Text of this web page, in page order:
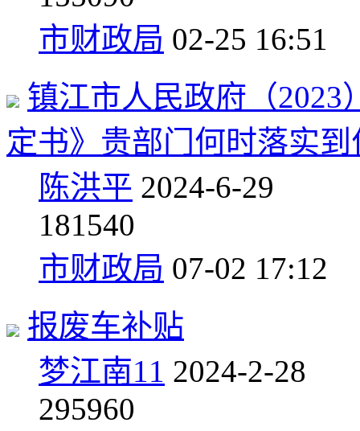
市财政局 02-25 16:51
镇江市人民政府（2023
定书》贵部门何时落实到
陈洪平 2024-6-29
181540
市财政局 07-02 17:12
报废车补贴
梦江南11 2024-2-28
295960